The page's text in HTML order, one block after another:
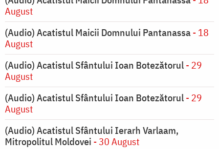
August
(Audio) Acatistul Maicii Domnului Pantanassa- 18
August
(Audio) Acatistul Sfântului Ioan Botezătorul- 29
August
(Audio) Acatistul Sfântului Ioan Botezătorul- 29
August
(Audio) Acatistul Sfântului Ierarh Varlaam,
Mitropolitul Moldovei - 30 August